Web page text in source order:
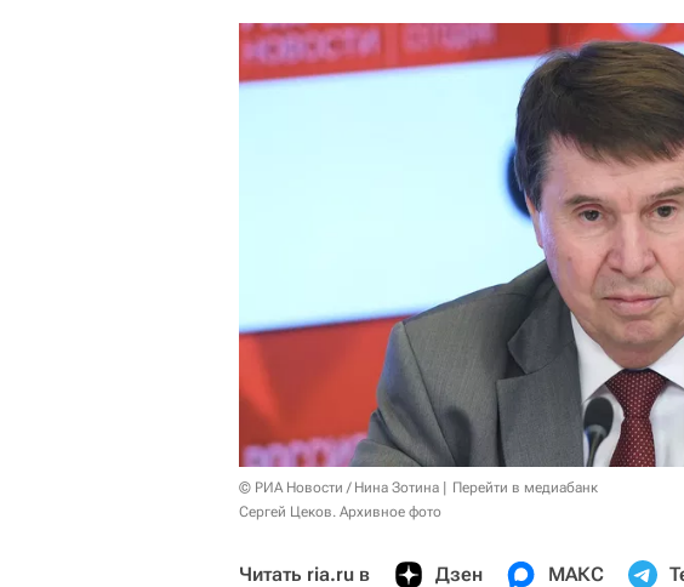
© РИА Новости / Нина Зотина
Перейти в медиабанк
Сергей Цеков. Архивное фото
Читать ria.ru в Дзен МАКС